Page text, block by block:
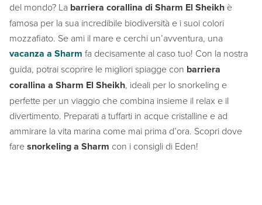
del mondo? La barriera corallina di Sharm El Sheikh è
famosa per la sua incredibile biodiversità e i suoi colori
mozzafiato. Se ami il mare e cerchi un’avventura, una
vacanza a Sharm fa decisamente al caso tuo! Con la nostra
guida, potrai scoprire le migliori spiagge con barriera
corallina a Sharm El Sheikh, ideali per lo snorkeling e
perfette per un viaggio che combina insieme il relax e il
divertimento. Preparati a tuffarti in acque cristalline e ad
ammirare la vita marina come mai prima d’ora. Scopri dove
faresnorkeling a Sharm con i consigli di Eden!